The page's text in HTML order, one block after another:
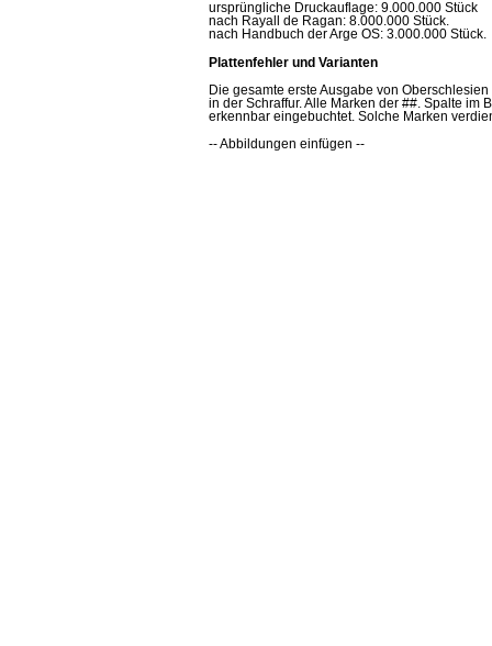
ursprüngliche Druckauflage: 9.000.000 Stück
nach Rayall de Ragan: 8.000.000 Stück.
nach Handbuch der Arge OS: 3.000.000 Stück.
Plattenfehler und Varianten
Die gesamte erste Ausgabe von
in der Schraffur. Alle Marken der ##. Spalte im
erkennbar eingebuchtet. Solche Marken
-- Abbildungen einfügen --